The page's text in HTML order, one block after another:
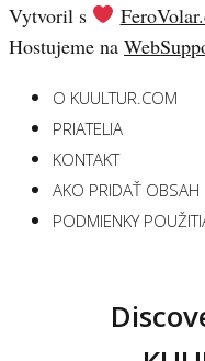
Vytvoril s
Hostujeme na
O KUULTUR.COM
PRIATELIA
KONTAKT
AKO PRIDAŤ OBSAH
PODMIENKY